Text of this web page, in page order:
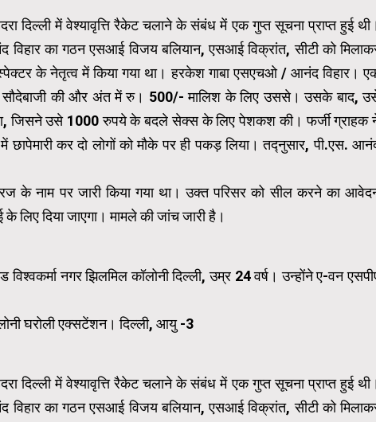
दिल्ली में वेश्यावृत्ति रैकेट चलाने के संबंध में एक गुप्त सूचना प्राप्त हुई
का गठन एसआई विजय बलियान, एसआई विक्रांत, सीटी को
के नेतृत्व में किया गया था। हरकेश गाबा एसएचओ / आनंद विहार।
सौदेबाजी की और अंत में रु। 500/- मालिश के लिए उससे। उसके बाद,
जिसने उसे 1000 रुपये के बदले सेक्स के लिए पेशकश की। फर्जी ग्राहक
छापेमारी कर दो लोगों को मौके पर ही पकड़ लिया। तद्नुसार, पी.एस.
के नाम पर जारी किया गया था। उक्त परिसर को सील करने का
लिए दिया जाएगा। मामले की जांच जारी है।
नगर झिलमिल कॉलोनी दिल्ली, उम्र 24 वर्ष। उन्होंने ए-वन
घरोली एक्सटेंशन। दिल्ली, आयु -3
दिल्ली में वेश्यावृत्ति रैकेट चलाने के संबंध में एक गुप्त सूचना प्राप्त हुई
का गठन एसआई विजय बलियान, एसआई विक्रांत, सीटी को